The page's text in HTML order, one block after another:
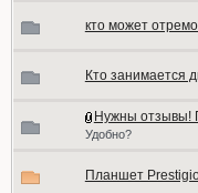
кто может
Кто занимается
Нужны отзывы!
Удобно?
Планшет